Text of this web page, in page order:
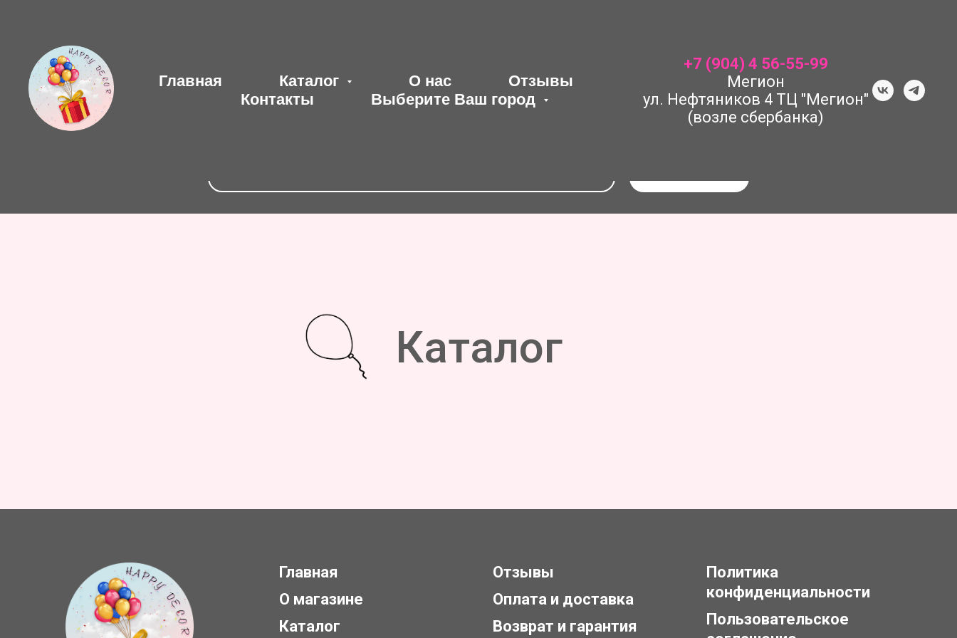
Главная Каталог О нас
Отзывы
Контакты
Выберите Ваш город
+7 (904) 4 56-55-99
Мегион
ул. Нефтяников 4 ТЦ "Мегион"
(возле сбербанка)
Каталог
Главная
О магазине
Каталог
Отзывы
Оплата и доставка
Возврат и гарантия
Политика
конфиденциальности
Пользовательское